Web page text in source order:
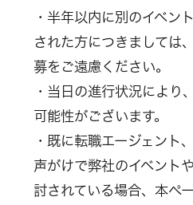
・半年以内に別のイベン
された方につきましては
募をご遠慮ください。
・当日の進行状況により
可能性がございます。
・既に転職エージェント
声がけで弊社のイベント
討されている場合、本ペ